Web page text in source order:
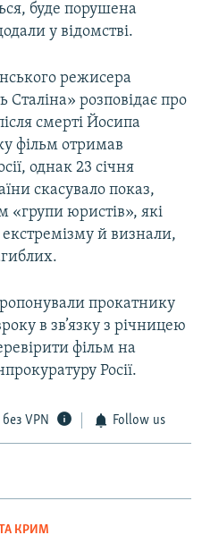
буде порушена
у відомстві.
режисера
розповідає про
смерті Йосипа
фільм отримав
однак 23 січня
скасувало показ,
юристів», які
й визнали,
прокатнику
в зв’язку з річницею
фільм на
Росії.
VPN Follow us
КРИМ